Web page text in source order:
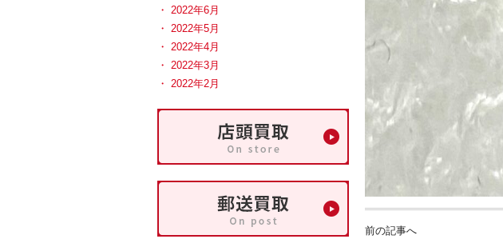
前の記事へ
2022年6月
2022年5月
2022年4月
2022年3月
2022年2月